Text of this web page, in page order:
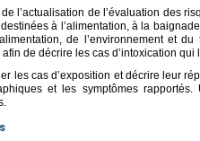
l’actualisation de l’évaluation des
à l’alimentation, à la
de l’environnement et
de décrire les cas d’intoxication qui
les cas d’exposition et décrire leur
et les symptômes